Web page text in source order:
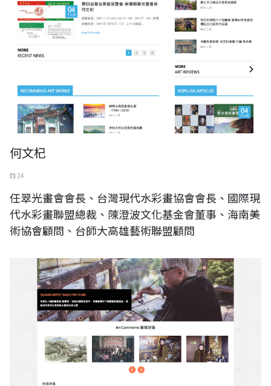
何文杞
四 24
任翠光畫會會長、台灣現代水彩畫協會會長、國際現
代水彩畫聯盟總裁、陳澄波文化基金會董事、海南美
術協會顧問、台師大高雄藝術聯盟顧問